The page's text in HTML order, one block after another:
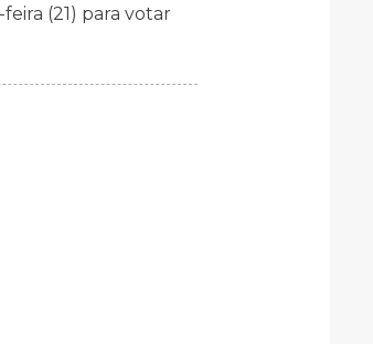
(21) para votar